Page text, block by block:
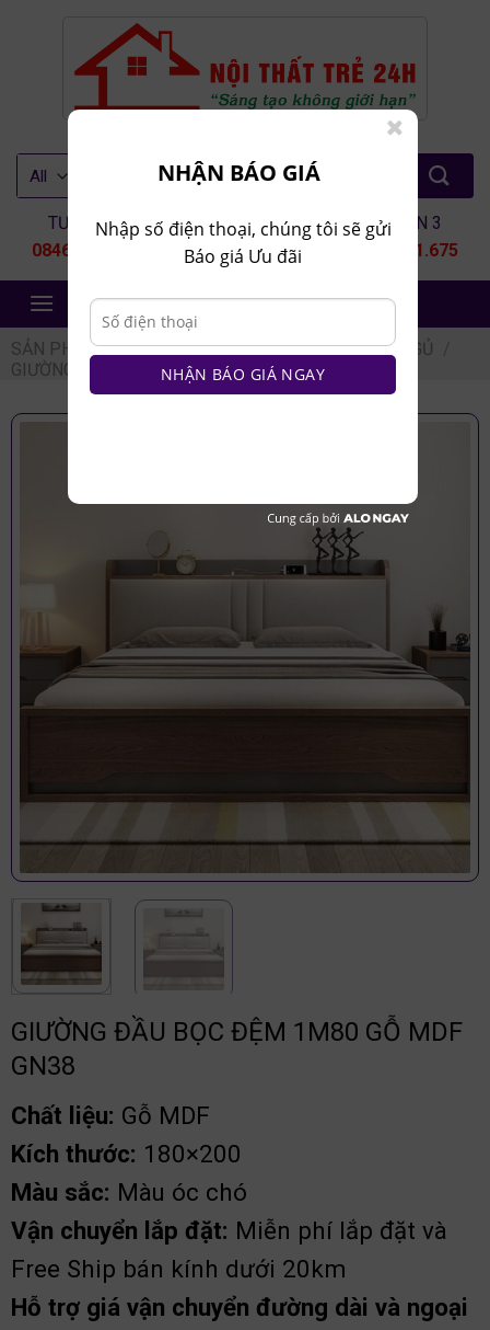
TƯ VẤN 1
0846.80.9999
TƯ VẤN 2
0935.435.286
TƯ VẤN 3
0964.651.675
NỘI THẤT TRẺ 24H
SẢN PHẨM / NỘI THẤT PHÒNG NGỦ / GIƯỜNG NGỦ
GIƯỜNG NGỦ THÔNG MINH
GIƯỜNG ĐẦU BỌC ĐỆM 1M80 GỖ MDF
GN38
Chất liệu: Gỗ MDF
Kích thước: 180×200
Màu sắc: Màu óc chó
Vận chuyển lắp đặt: Miễn phí lắp đặt và
Free Ship bán kính dưới 20km
Hỗ trợ giá vận chuyển đường dài và ngoại
NHẬN BÁO GIÁ
Nhập số điện thoại, chúng tôi sẽ gửi
Báo giá Ưu đãi
NHẬN BÁO GIÁ NGAY